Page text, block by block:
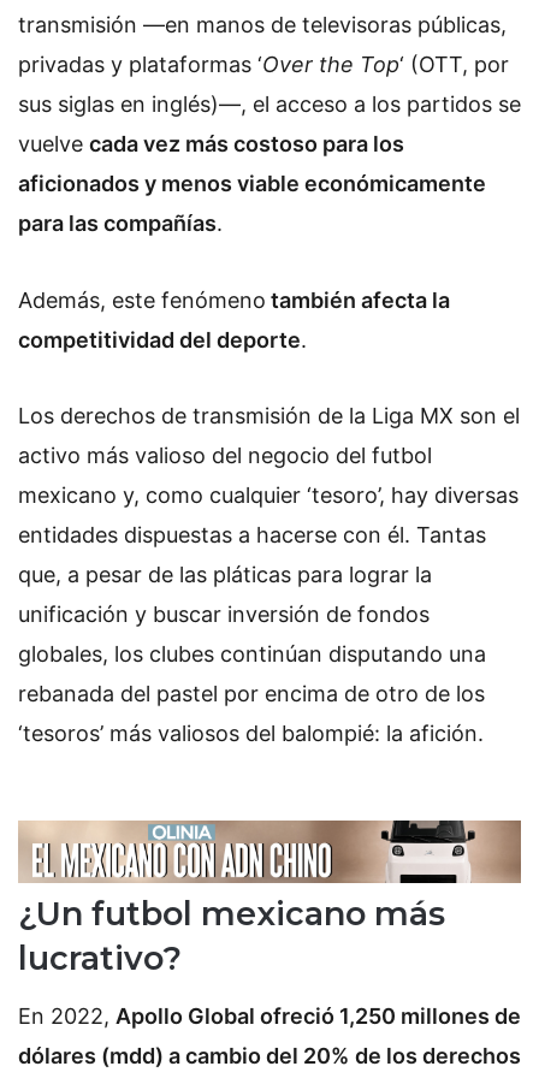
transmisión —en manos de televisoras públicas,
privadas y plataformas ‘Over the Top‘ (OTT, por
sus siglas en inglés)—, el acceso a los partidos se
vuelve cada vez más costoso para los
aficionados y menos viable económicamente
para las compañías.
Además, este fenómeno también afecta la
competitividad del deporte.
Los derechos de transmisión de la Liga MX son el
activo más valioso del negocio del futbol
mexicano y, como cualquier ‘tesoro’, hay diversas
entidades dispuestas a hacerse con él. Tantas
que, a pesar de las pláticas para lograr la
unificación y buscar inversión de fondos
globales, los clubes continúan disputando una
rebanada del pastel por encima de otro de los
‘tesoros’ más valiosos del balompié: la afición.
¿Un futbol mexicano más
lucrativo?
En 2022, Apollo Global ofreció 1,250 millones de
dólares (mdd) a cambio del 20% de los derechos